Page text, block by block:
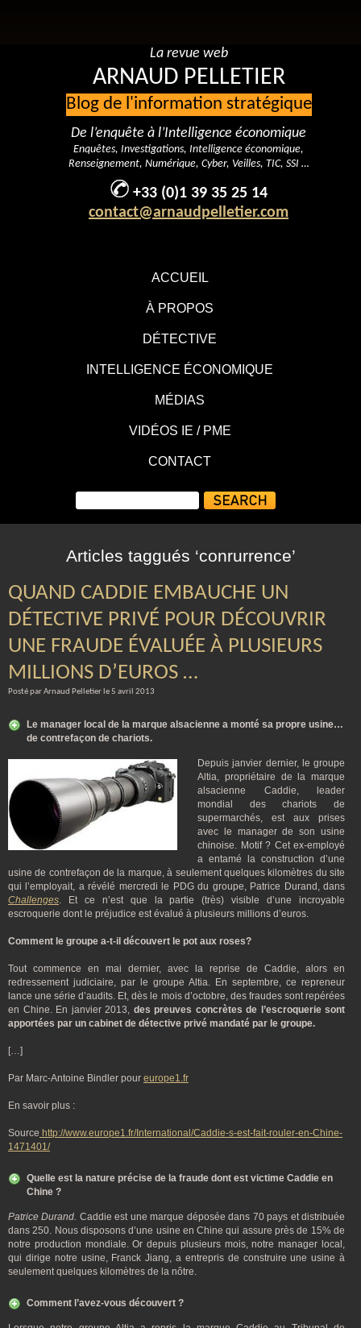
ACCUEIL
À PROPOS
DÉTECTIVE
INTELLIGENCE ÉCONOMIQUE
MÉDIAS
VIDÉOS IE / PME
CONTACT
La revue web
ARNAUD PELLETIER
Blog de l'information stratégique
De l’enquête à l’Intelligence économique
Enquêtes, Investigations, Intelligence économique,
Renseignement, Numérique, Cyber, Veilles, TIC, SSI …
+33 (0)1 39 35 25 14
contact@arnaudpelletier.com
Articles taggués ‘conrurrence’
QUAND CADDIE EMBAUCHE UN
DÉTECTIVE PRIVÉ POUR DÉCOUVRIR
UNE FRAUDE ÉVALUÉE À PLUSIEURS
MILLIONS D’EUROS …
Posté par Arnaud Pelletier le 5 avril 2013
Le manager local de la marque alsacienne a monté sa propre usine…
de contrefaçon de chariots.
Depuis janvier dernier, le groupe
Altia, propriétaire de la marque
alsacienne Caddie, leader
mondial des chariots de
supermarchés, est aux prises
avec le manager de son usine
chinoise. Motif ? Cet ex-employé
a entamé la construction d’une
usine de contrefaçon de la marque, à seulement quelques kilomètres du site
qui l’employait, a révélé mercredi le PDG du groupe, Patrice Durand, dans
Challenges. Et ce n’est que la partie (très) visible d’une incroyable
escroquerie dont le préjudice est évalué à plusieurs millions d’euros.
Comment le groupe a-t-il découvert le pot aux roses?
Tout commence en mai dernier, avec la reprise de Caddie, alors en
redressement judiciaire, par le groupe Altia. En septembre, ce repreneur
lance une série d’audits. Et, dès le mois d’octobre, des fraudes sont repérées
en Chine. En janvier 2013, des preuves concrètes de l’escroquerie sont
apportées par un cabinet de détective privé mandaté par le groupe.
[…]
Par Marc-Antoine Bindler pour europe1.fr
En savoir plus :
Source http://www.europe1.fr/International/Caddie-s-est-fait-rouler-en-Chine-
1471401/
Quelle est la nature précise de la fraude dont est victime Caddie en
Chine ?
Patrice Durand. Caddie est une marque déposée dans 70 pays et distribuée
dans 250. Nous disposons d’une usine en Chine qui assure près de 15% de
notre production mondiale. Or depuis plusieurs mois, notre manager local,
qui dirige notre usine, Franck Jiang, a entrepris de construire une usine à
seulement quelques kilomètres de la nôtre.
Comment l’avez-vous découvert ?